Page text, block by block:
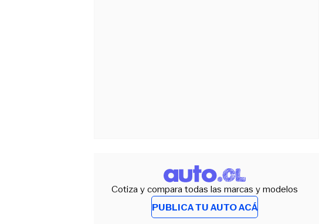
Cotiza y compara todas las marcas y modelos
PUBLICA TU AUTO ACÁ